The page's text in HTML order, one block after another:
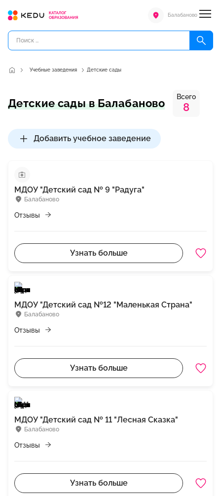
Балабаново
Учебные заведения Детские сады
Детские сады в Балабаново Всего
8
Добавить учебное заведение
Балабаново
МДОУ "Детский сад № 9 "Радуга"
Отзывы
Узнать больше
Балабаново
МДОУ "Детский сад №12 "Маленькая Страна"
Отзывы
Узнать больше
Балабаново
МДОУ "Детский сад № 11 "Лесная Сказка"
Отзывы
Узнать больше